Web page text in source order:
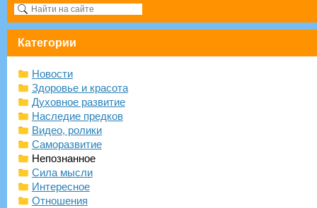
Категории
Новости
Здоровье и красота
Духовное развитие
Наследие предков
Видео, ролики
Саморазвитие
Непознанное
Сила мысли
Интересное
Отношения